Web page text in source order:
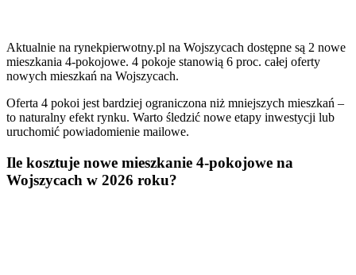
Aktualnie na rynekpierwotny.pl na Wojszycach dostępne są 2 nowe
mieszkania 4-pokojowe. 4 pokoje stanowią 6 proc. całej oferty
nowych mieszkań na Wojszycach.
Oferta 4 pokoi jest bardziej ograniczona niż mniejszych mieszkań –
to naturalny efekt rynku. Warto śledzić nowe etapy inwestycji lub
uruchomić powiadomienie mailowe.
Ile kosztuje nowe mieszkanie 4-pokojowe na
Wojszycach w 2026 roku?